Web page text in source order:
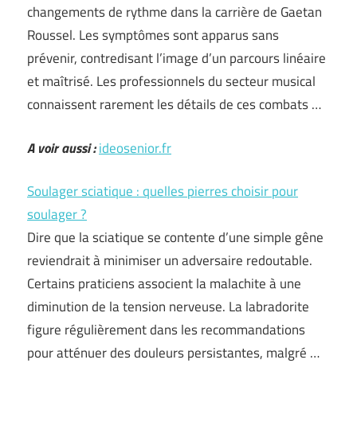
changements de rythme dans la carrière de Gaetan
Roussel. Les symptômes sont apparus sans
prévenir, contredisant l’image d’un parcours linéaire
et maîtrisé. Les professionnels du secteur musical
connaissent rarement les détails de ces combats …
A voir aussi :ideosenior.fr
Soulager sciatique : quelles pierres choisir pour
soulager ?
Dire que la sciatique se contente d’une simple gêne
reviendrait à minimiser un adversaire redoutable.
Certains praticiens associent la malachite à une
diminution de la tension nerveuse. La labradorite
figure régulièrement dans les recommandations
pour atténuer des douleurs persistantes, malgré …